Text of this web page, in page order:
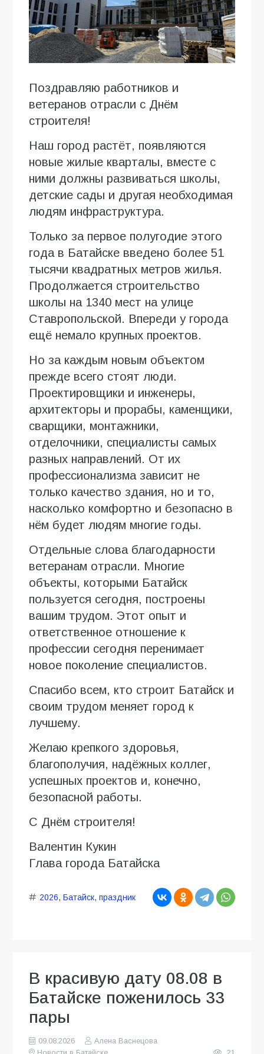
Поздравляю работников и
ветеранов отрасли с Днём
строителя!
Наш город растёт, появляются
новые жилые кварталы, вместе с
ними должны развиваться школы,
детские сады и другая необходимая
людям инфраструктура.
Только за первое полугодие этого
года в Батайске введено более 51
тысячи квадратных метров жилья.
Продолжается строительство
школы на 1340 мест на улице
Ставропольской. Впереди у города
ещё немало крупных проектов.
Но за каждым новым объектом
прежде всего стоят люди.
Проектировщики и инженеры,
архитекторы и прорабы, каменщики,
сварщики, монтажники,
отделочники, специалисты самых
разных направлений. От их
профессионализма зависит не
только качество здания, но и то,
насколько комфортно и безопасно в
нём будет людям многие годы.
Отдельные слова благодарности
ветеранам отрасли. Многие
объекты, которыми Батайск
пользуется сегодня, построены
вашим трудом. Этот опыт и
ответственное отношение к
профессии сегодня перенимает
новое поколение специалистов.
Спасибо всем, кто строит Батайск и
своим трудом меняет город к
лучшему.
Желаю крепкого здоровья,
благополучия, надёжных коллег,
успешных проектов и, конечно,
безопасной работы.
С Днём строителя!
Валентин Кукин
Глава города Батайска
2026, Батайск, праздник
В красивую дату 08.08 в
Батайске поженилось 33
пары
09.08.2026
Алена Васнецова